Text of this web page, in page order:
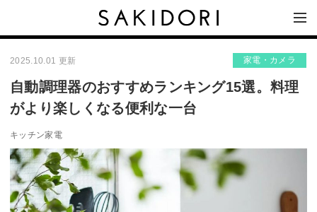
2025.10.01 更新 家電・カメラ
自動調理器のおすすめランキング15選。料理
がより楽しくなる便利な一台
キッチン家電